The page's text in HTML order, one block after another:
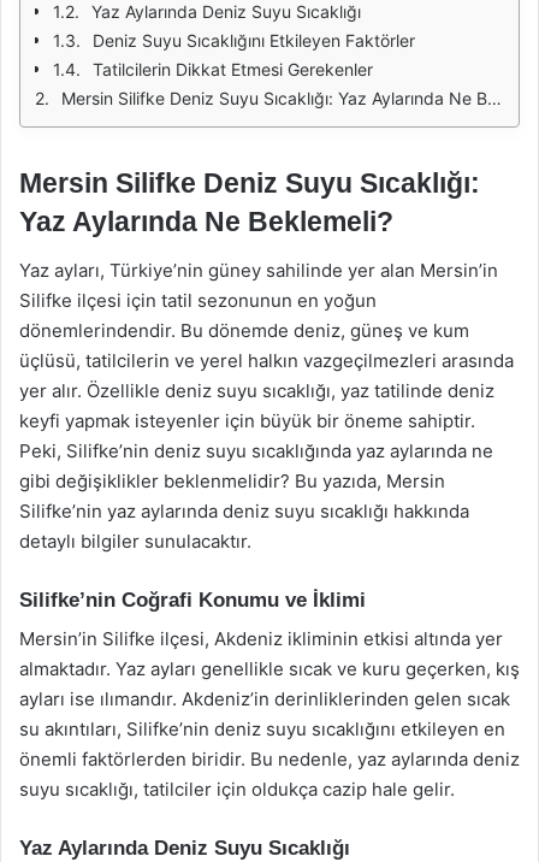
Yaz Aylarında Deniz Suyu Sıcaklığı
Deniz Suyu Sıcaklığını Etkileyen Faktörler
Tatilcilerin Dikkat Etmesi Gerekenler
Mersin Silifke Deniz Suyu Sıcaklığı: Yaz Aylarında Ne Beklemeli?
Mersin Silifke Deniz Suyu Sıcaklığı:
Yaz Aylarında Ne Beklemeli?
Yaz ayları, Türkiye’nin güney sahilinde yer alan Mersin’in
Silifke ilçesi için tatil sezonunun en yoğun
dönemlerindendir. Bu dönemde deniz, güneş ve kum
üçlüsü, tatilcilerin ve yerel halkın vazgeçilmezleri arasında
yer alır. Özellikle deniz suyu sıcaklığı, yaz tatilinde deniz
keyfi yapmak isteyenler için büyük bir öneme sahiptir.
Peki, Silifke’nin deniz suyu sıcaklığında yaz aylarında ne
gibi değişiklikler beklenmelidir? Bu yazıda, Mersin
Silifke’nin yaz aylarında deniz suyu sıcaklığı hakkında
detaylı bilgiler sunulacaktır.
Silifke’nin Coğrafi Konumu ve İklimi
Mersin’in Silifke ilçesi, Akdeniz ikliminin etkisi altında yer
almaktadır. Yaz ayları genellikle sıcak ve kuru geçerken, kış
ayları ise ılımandır. Akdeniz’in derinliklerinden gelen sıcak
su akıntıları, Silifke’nin deniz suyu sıcaklığını etkileyen en
önemli faktörlerden biridir. Bu nedenle, yaz aylarında deniz
suyu sıcaklığı, tatilciler için oldukça cazip hale gelir.
Yaz Aylarında Deniz Suyu Sıcaklığı